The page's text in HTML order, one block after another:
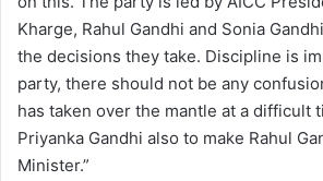
Kharge, Rahul Gandhi and Sonia
the decisions they take. Discipline is
party, there should not be any
has taken over the mantle at a difficult
Priyanka Gandhi also to make Rahul
Minister.”